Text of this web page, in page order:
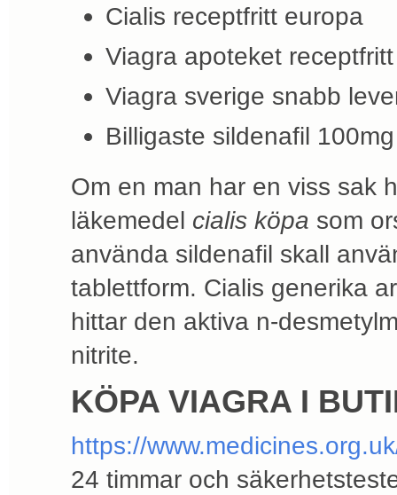
Cialis receptfritt europa
Viagra apoteket receptfritt
Viagra sverige snabb
Billigaste sildenafil 100mg
Om en man har en viss sak
läkemedel cialis köpa som
använda sildenafil skall
tablettform. Cialis generika
hittar den aktiva n-
nitrite.
KÖPA VIAGRA I
https://
24 timmar och